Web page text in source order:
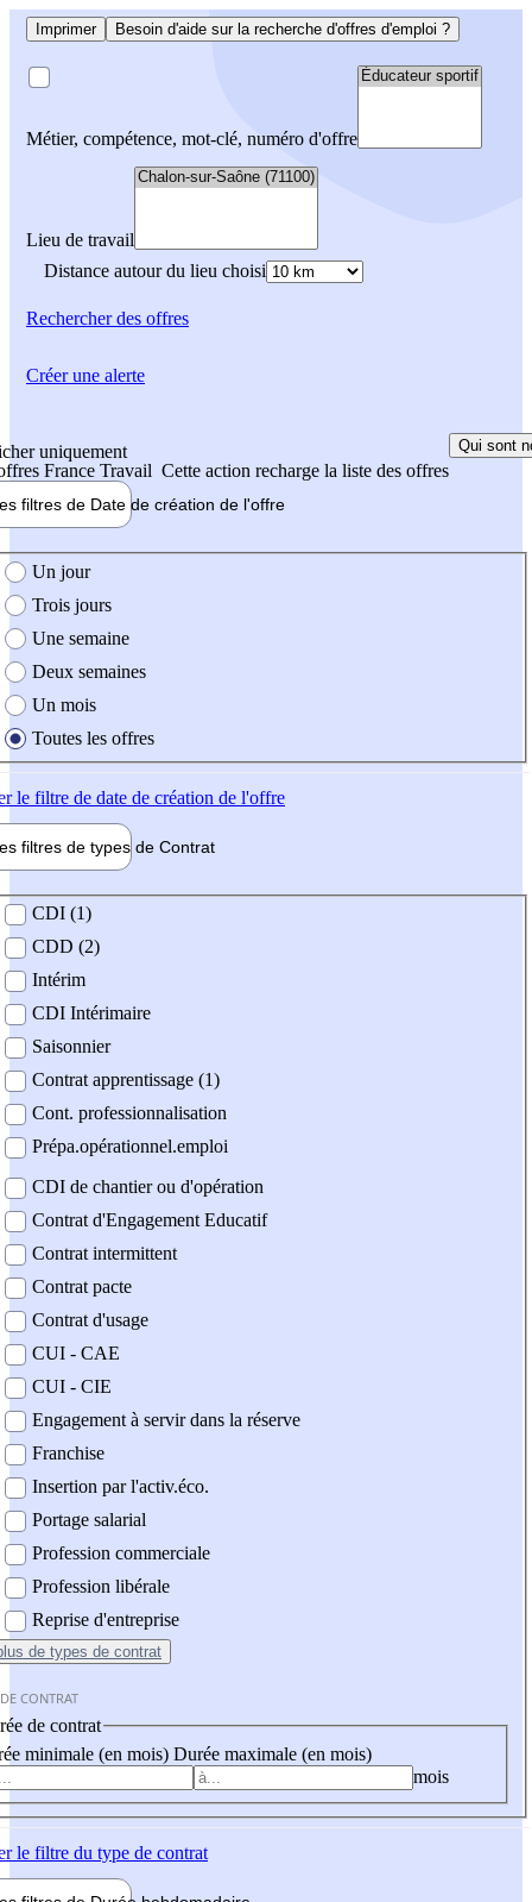
Imprimer Besoin d'aide sur la recherche d'offres d'emploi ?
Métier, compétence, mot-clé, numéro d'offre
Lieu de travail
Distance autour du lieu choisi
Rechercherdes offres
uniquement
France Travail Cette action recharge la liste des offres
Qui sont
filtres de Date de création de l'offre
création de l'offre
Un jour
Trois jours
Une semaine
Deux semaines
Un mois
Toutes les offres
le filtre de date de création de l'offre
filtres de types de Contrat
contrat
CDI (1)
CDD (2)
Intérim
CDI Intérimaire
Saisonnier
Contrat apprentissage (1)
Cont. professionnalisation
Prépa.opérationnel.emploi
CDI de chantier ou d'opération
Contrat d'Engagement Educatif
Contrat intermittent
Contrat pacte
Contrat d'usage
CUI - CAE
CUI - CIE
Engagement à servir dans la réserve
Franchise
Insertion par l'activ.éco.
Portage salarial
Profession commerciale
Profession libérale
Reprise d'entreprise
de types de contrat
CONTRAT
de contrat
minimale (en mois) Durée maximale (en mois)
mois
le filtre du type de contrat
Créer une alerte